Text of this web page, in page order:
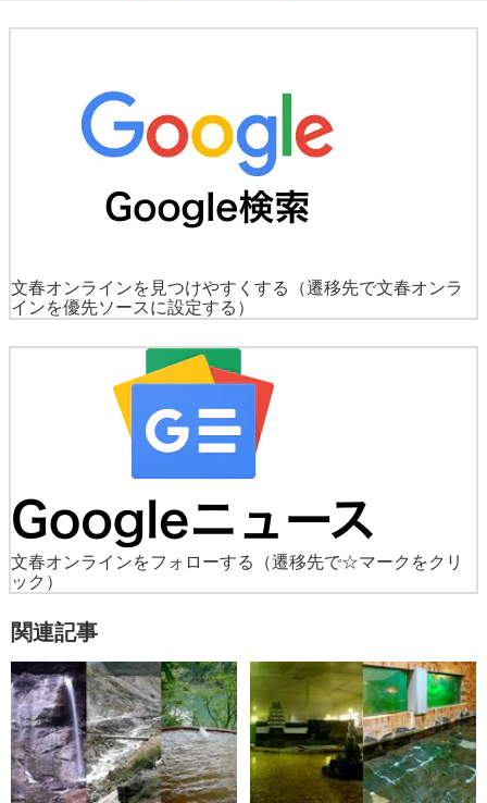
文春オンラインを見つけやすくする
（遷移先で文春オンラ
インを優先ソースに設定する）
文春オンラインをフォローする
（遷移先で☆マークをクリ
ック）
関連記事